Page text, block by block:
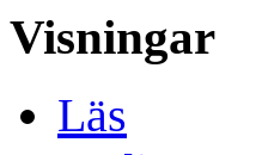
Visningar
Läs